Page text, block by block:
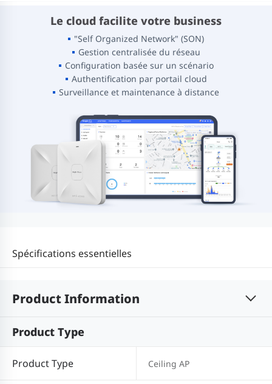
Le cloud facilite votre business
"Self Organized Network" (SON)
Gestion centralisée du réseau
Configuration basée sur un scénario
Authentification par portail cloud
Surveillance et maintenance à distance
Spécifications essentielles
Product Information
Product Type
Product Type Ceiling AP